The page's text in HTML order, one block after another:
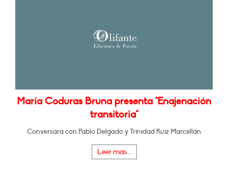
María Coduras Bruna presenta "Enajenación
transitoria"
Conversará con Pablo Delgado y Trinidad Ruiz Marcellán
Leer más...